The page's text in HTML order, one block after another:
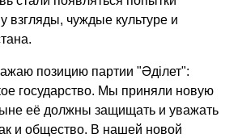
взгляды, чуждые культуре и
позицию партии "Әділет":
государство. Мы приняли новую
её должны защищать и уважать
и общество. В нашей новой